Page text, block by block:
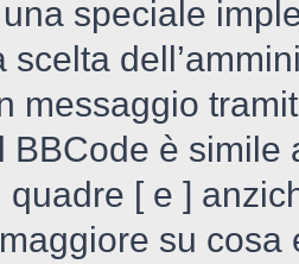
speciale
scelta
messaggio
BBCode è simile
[ e ]
su